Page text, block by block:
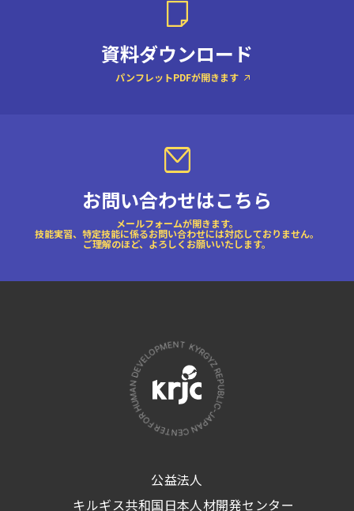
資料ダウンロード
パンフレットPDFが開きます
お問い合わせはこちら
メールフォームが開きます。
技能実習、特定技能に係るお問い合わせには対応しておりません。
ご理解のほど、よろしくお願いいたします。
公益法人
キルギス共和国日本人材開発センター